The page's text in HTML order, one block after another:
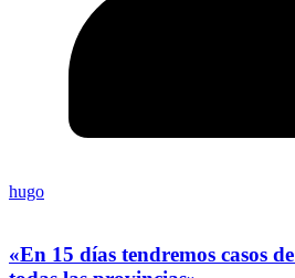
hugo
«En 15 días tendremos casos